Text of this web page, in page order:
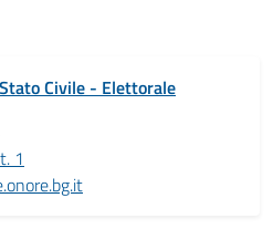
Civile - Elettorale
1